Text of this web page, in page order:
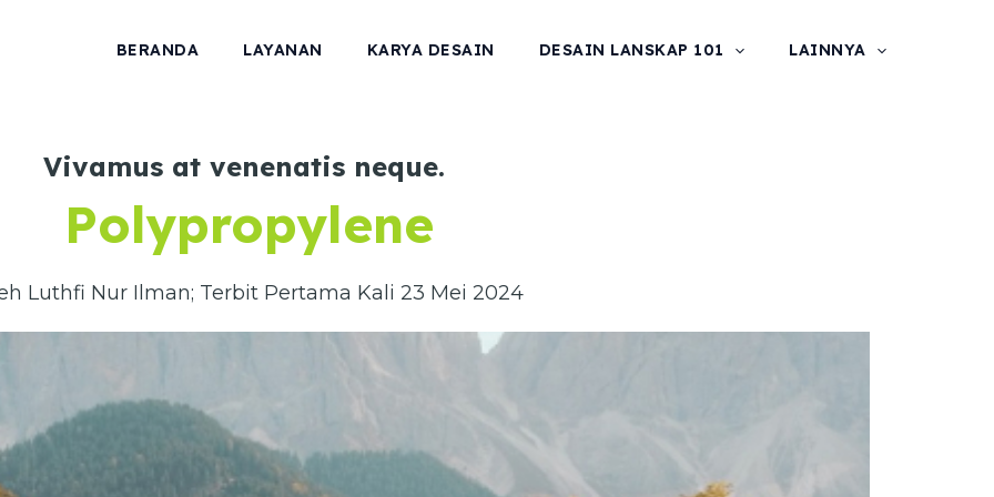
BERANDA LAYANAN KARYA DESAIN DESAIN LANSKAP 101 LAINNYA
Vivamus at venenatis neque.
Polypropylene
Luthfi Nur Ilman; Terbit Pertama Kali 23 Mei 2024